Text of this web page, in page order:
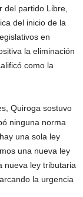
del partido Libre,
del inicio de la
en
la eliminación
como la
Quiroga sostuvo
ninguna norma
una sola ley
una nueva ley
nueva ley tributaria
la urgencia